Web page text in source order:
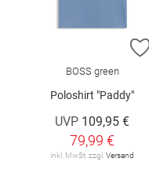
BOSS green
Poloshirt "Paddy"
UVP 109,95 €
79,99 €
inkl. MwSt. zzgl. Versand